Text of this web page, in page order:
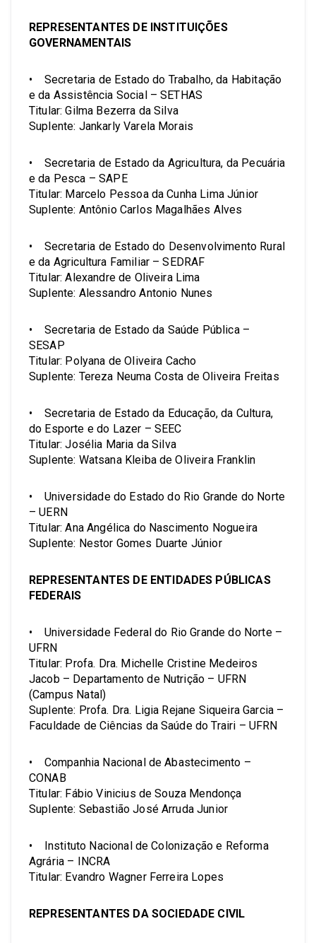
REPRESENTANTES DE INSTITUIÇÕES
GOVERNAMENTAIS
• Secretaria de Estado do Trabalho, da Habitação
e da Assistência Social – SETHAS
Titular: Gilma Bezerra da Silva
Suplente: Jankarly Varela Morais
• Secretaria de Estado da Agricultura, da Pecuária
e da Pesca – SAPE
Titular: Marcelo Pessoa da Cunha Lima Júnior
Suplente: Antônio Carlos Magalhães Alves
• Secretaria de Estado do Desenvolvimento Rural
e da Agricultura Familiar – SEDRAF
Titular: Alexandre de Oliveira Lima
Suplente: Alessandro Antonio Nunes
• Secretaria de Estado da Saúde Pública –
SESAP
Titular: Polyana de Oliveira Cacho
Suplente: Tereza Neuma Costa de Oliveira Freitas
• Secretaria de Estado da Educação, da Cultura,
do Esporte e do Lazer – SEEC
Titular: Josélia Maria da Silva
Suplente: Watsana Kleiba de Oliveira Franklin
• Universidade do Estado do Rio Grande do Norte
– UERN
Titular: Ana Angélica do Nascimento Nogueira
Suplente: Nestor Gomes Duarte Júnior
REPRESENTANTES DE ENTIDADES PÚBLICAS
FEDERAIS
• Universidade Federal do Rio Grande do Norte –
UFRN
Titular: Profa. Dra. Michelle Cristine Medeiros
Jacob – Departamento de Nutrição – UFRN
(Campus Natal)
Suplente: Profa. Dra. Ligia Rejane Siqueira Garcia –
Faculdade de Ciências da Saúde do Trairi – UFRN
• Companhia Nacional de Abastecimento –
CONAB
Titular: Fábio Vinicius de Souza Mendonça
Suplente: Sebastião José Arruda Junior
• Instituto Nacional de Colonização e Reforma
Agrária – INCRA
Titular: Evandro Wagner Ferreira Lopes
REPRESENTANTES DA SOCIEDADE CIVIL